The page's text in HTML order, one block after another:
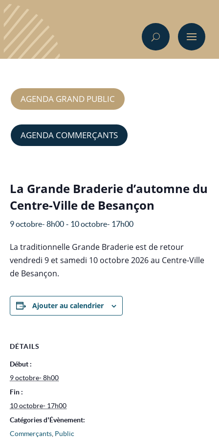
AGENDA GRAND PUBLIC
AGENDA COMMERÇANTS
La Grande Braderie d’automne du
Centre-Ville de Besançon
9 octobre- 8h00 - 10 octobre- 17h00
La traditionnelle Grande Braderie est de retour
vendredi 9 et samedi 10 octobre 2026 au Centre-Ville
de Besançon.
Ajouter au calendrier
DÉTAILS
Début :
9 octobre- 8h00
Fin :
10 octobre- 17h00
Catégories d’Évènement:
Commerçants Public